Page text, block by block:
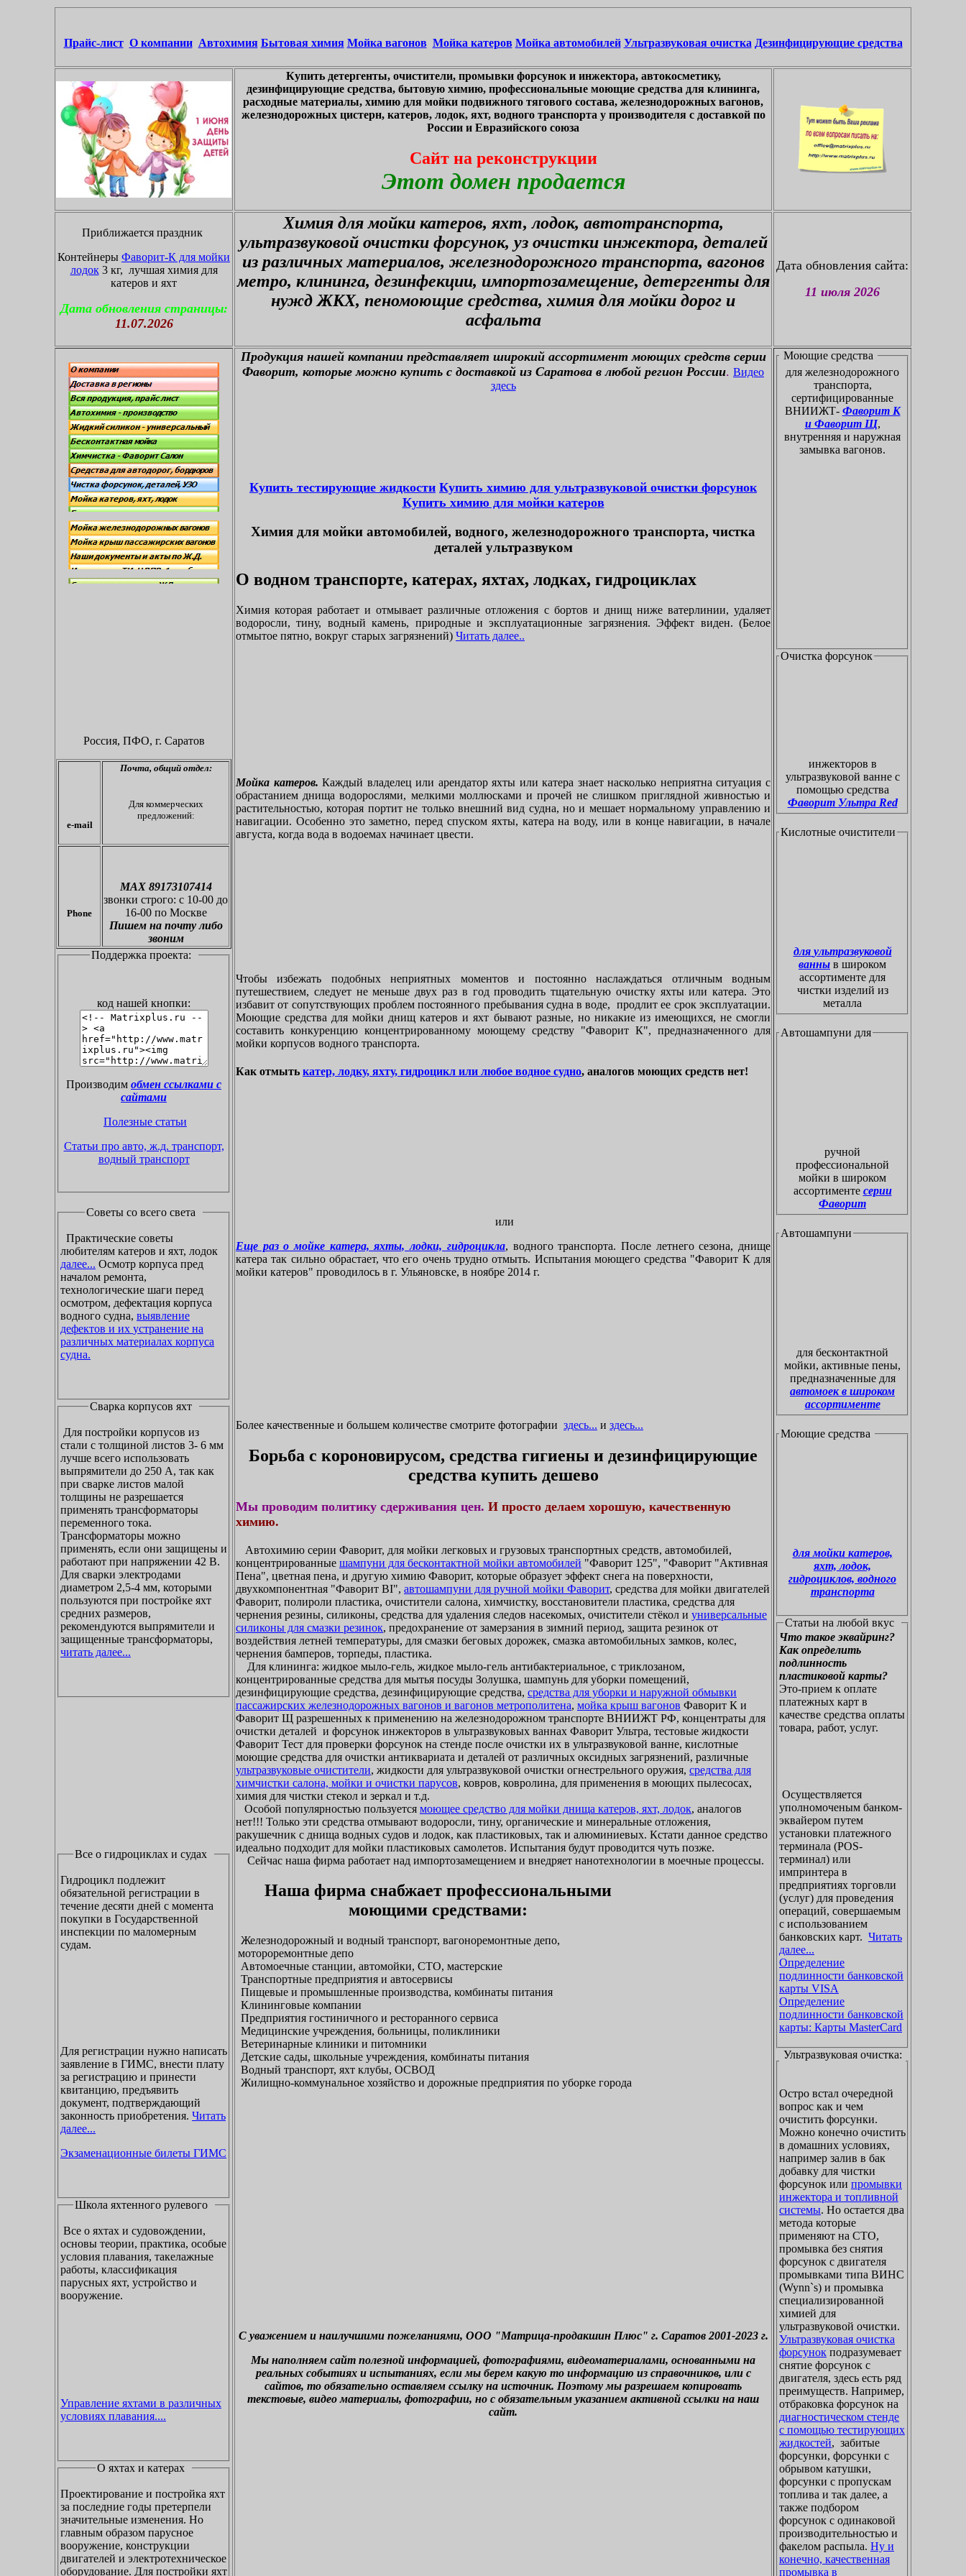
Прайс-лист О компании Автохимия Бытовая химия Мойка вагонов Мойка катеров Мойка автомобилей Ультразвуковая очистка Дезинфицирующие средства
Купить детергенты, очистители, промывки форсунок и инжектора, автокосметику,
дезинфицирующие средства, бытовую химию, профессиональные моющие средства для клининга,
расходные материалы, химию для мойки подвижного тягового состава, железнодорожных вагонов,
железнодорожных цистерн, катеров, лодок, яхт, водного транспорта у производителя с доставкой по
России и Евразийского союза
Сайт на реконструкции
Этот домен продается
Приближается праздник
Контейнеры Фаворит-К для мойки
лодок3 кг, лучшая химия для
катеров и яхт
Дата обновления страницы:
11.07.2026
Химия для мойки катеров, яхт, лодок, автотранспорта,
ультразвуковой очистки форсунок, уз очистки инжектора, деталей
из различных материалов, железнодорожного транспорта, вагонов
метро, клининга, дезинфекции, импортозамещение, детергенты для
нужд ЖКХ, пеномоющие средства, химия для мойки дорог и
асфальта
Дата обновления сайта:
11 июля 2026
Россия, ПФО, г. Саратов
e-mail
Почта, общий отдел:
Для коммерческих
предложений:
Phone
МАХ 89173107414
звонки строго: с 10-00 до
16-00 по Москве
Пишем на почту либо
звоним
Поддержка проекта:
код нашей кнопки:
Производим обмен ссылками с
сайтами
Полезные статьи
Статьи про авто, ж.д. транспорт,
водный транспорт
Советы со всего света
Практические советы
любителям катеров и яхт, лодок
далее... Осмотр корпуса пред
началом ремонта,
технологические шаги перед
осмотром, дефектация корпуса
водного судна, выявление
дефектов и их устранение на
различных материалах корпуса
судна.
Сварка корпусов яхт
Для постройки корпусов из
стали с толщиной листов 3- 6 мм
лучше всего использовать
выпрямители до 250 А, так как
при сварке листов малой
толщины не разрешается
применять трансформаторы
переменного тока.
Трансформаторы можно
применять, если они защищены и
работают при напряжении 42 В.
Для сварки электродами
диаметром 2,5-4 мм, которыми
пользуются при постройке яхт
средних размеров,
рекомендуются выпрямители и
защищенные трансформаторы,
читать далее...
Все о гидроциклах и судах
Гидроцикл подлежит
обязательной регистрации в
течение десяти дней с момента
покупки в Государственной
инспекции по маломерным
судам.
Для регистрации нужно написать
заявление в ГИМС, внести плату
за регистрацию и принести
квитанцию, предъявить
документ, подтверждающий
законность приобретения. Читать
далее...
Экзаменационные билеты ГИМС
Школа яхтенного рулевого
Все о яхтах и судовождении,
основы теории, практика, особые
условия плавания, такелажные
работы, классификация
парусных яхт, устройство и
вооружение.
Управление яхтами в различных
условиях плавания....
О яхтах и катерах
Проектирование и постройка яхт
за последние годы претерпели
значительные изменения. Но
главным образом парусное
вооружение, конструкции
двигателей и электротехническое
оборудование. Для постройки яхт
Продукция нашей компании представляет широкий ассортимент моющих средств серии
Фаворит, которые можно купить с доставкой из Саратова в любой регион России. Видео
здесь
Купить тестирующие жидкости Купить химию для ультразвуковой очистки форсунок
Купить химию для мойки катеров
Химия для мойки автомобилей, водного, железнодорожного транспорта, чистка
деталей ультразвуком
О водном транспорте, катерах, яхтах, лодках, гидроциклах
Химия которая работает и отмывает различные отложения с бортов и днищ ниже ватерлинии, удаляет
водоросли, тину, водный камень, природные и эксплуатационные загрязнения. Эффект виден. (Белое
отмытое пятно, вокруг старых загрязнений) Читать далее..
Мойка катеров. Каждый владелец или арендатор яхты или катера знает насколько неприятна ситуация с
обрастанием днища водорослями, мелкими моллюсками и прочей не слишком приглядной живностью и
растительностью, которая портит не только внешний вид судна, но и мешает нормальному управлению и
навигации. Особенно это заметно, перед спуском яхты, катера на воду, или в конце навигации, в начале
августа, когда вода в водоемах начинает цвести.
Чтобы избежать подобных неприятных моментов и постоянно наслаждаться отличным водным
путешествием, следует не меньше двух раз в год проводить тщательную очистку яхты или катера. Это
избавит от сопутствующих проблем постоянного пребывания судна в воде, продлит ее срок эксплуатации.
Моющие средства для мойки днищ катеров и яхт бывают разные, но никакие из имеющихся, не смогли
составить конкуренцию концентрированному моющему средству "Фаворит К", предназначенного для
мойки корпусов водного транспорта.
Как отмыть катер, лодку, яхту, гидроцикл или любое водное судно, аналогов моющих средств нет!
или
Еще раз о мойке катера, яхты, лодки, гидроцикла, водного транспорта. После летнего сезона, днище
катера так сильно обрастает, что его очень трудно отмыть. Испытания моющего средства "Фаворит К для
мойки катеров" проводилось в г. Ульяновске, в ноябре 2014 г.
Более качественные и большем количестве смотрите фотографии здесь... и здесь...
Борьба с короновирусом, средства гигиены и дезинфицирующие
средства купить дешево
Мы проводим политику сдерживания цен. И просто делаем хорошую, качественную
химию.
Автохимию серии Фаворит, для мойки легковых и грузовых транспортных средств, автомобилей,
концентрированные шампуни для бесконтактной мойки автомобилей "Фаворит 125", "Фаворит "Активная
Пена", цветная пена, и другую химию Фаворит, которые образует эффект снега на поверхности,
двухкомпонентная "Фаворит BI", автошампуни для ручной мойки Фаворит, средства для мойки двигателей
Фаворит, полироли пластика, очистители салона, химчистку, восстановители пластика, средства для
чернения резины, силиконы, средства для удаления следов насекомых, очистители стёкол и универсальные
силиконы для смазки резинок, предохранение от замерзания в зимний период, защита резинок от
воздействия летней температуры, для смазки беговых дорожек, смазка автомобильных замков, колес,
чернения бамперов, торпеды, пластика.
Для клининга: жидкое мыло-гель, жидкое мыло-гель антибактериальное, с триклозаном,
концентрированные средства для мытья посуды Золушка, шампунь для уборки помещений,
дезинфицирующие средства, дезинфицирующие средства, средства для уборки и наружной обмывки
пассажирских железнодорожных вагонов и вагонов метрополитена, мойка крыш вагонов Фаворит К и
Фаворит Щ разрешенных к применению на железнодорожном транспорте ВНИИЖТ РФ, концентраты для
очистки деталей и форсунок инжекторов в ультразвуковых ваннах Фаворит Ультра, тестовые жидкости
Фаворит Тест для проверки форсунок на стенде после очистки их в ультразвуковой ванне, кислотные
моющие средства для очистки антиквариата и деталей от различных оксидных загрязнений, различные
ультразвуковые очистители, жидкости для ультразвуковой очистки огнестрельного оружия, средства для
химчистки салона, мойки и очистки парусов, ковров, ковролина, для применения в моющих пылесосах,
химия для чистки стекол и зеркал и т.д.
Особой популярностью пользуется моющее средство для мойки днища катеров, яхт, лодок, аналогов
нет!!! Только эти средства отмывают водоросли, тину, органические и минеральные отложения,
ракушечник с днища водных судов и лодок, как пластиковых, так и алюминиевых. Кстати данное средство
идеально подходит для мойки пластиковых самолетов. Испытания будут проводится чуть позже.
Сейчас наша фирма работает над импортозамещением и внедряет нанотехнологии в моечные процессы.
Наша фирма снабжает профессиональными
моющими средствами:
Железнодорожный и водный транспорт, вагоноремонтные депо,
мотороремонтные депо
Автомоечные станции, автомойки, СТО, мастерские
Транспортные предприятия и автосервисы
Пищевые и промышленные производства, комбинаты питания
Клининговые компании
Предприятия гостиничного и ресторанного сервиса
Медицинские учреждения, больницы, поликлиники
Ветеринарные клиники и питомники
Детские сады, школьные учреждения, комбинаты питания
Водный транспорт, яхт клубы, ОСВОД
Жилищно-коммунальное хозяйство и дорожные предприятия по уборке города
С уважением и наилучшими пожеланиями, ООО "Матрица-продакшин Плюс" г. Саратов 2001-2023 г.
Мы наполняем сайт полезной информацией, фотографиями, видеоматериалами, основанными на
реальных событиях и испытаниях, если мы берем какую то информацию из справочников, или с
сайтов, то обязательно оставляем ссылку на источник. Поэтому мы разрешаем копировать
текстовые, видео материалы, фотографии, но с обязательным указанием активной ссылки на наш
сайт.
Моющие средства
для железнодорожного
транспорта,
сертифицированные
ВНИИЖТ- Фаворит К
и Фаворит Щ,
внутренняя и наружная
замывка вагонов.
Очистка форсунок
инжекторов в
ультразвуковой ванне с
помощью средства
Фаворит Ультра Red
Кислотные очистители
для ультразвуковой
ванны в широком
ассортименте для
чистки изделий из
металла
Автошампуни для
ручной
профессиональной
мойки в широком
ассортименте серии
Фаворит
Автошампуни
для бесконтактной
мойки, активные пены,
предназначенные для
автомоек в широком
ассортименте
Моющие средства
для мойки катеров,
яхт, лодок,
гидроциклов, водного
транспорта
Статьи на любой вкус
Что такое эквайринг?
Как определить
подлинность
пластиковой карты?
Это-прием к оплате
платежных карт в
качестве средства оплаты
товара, работ, услуг.
Осуществляется
уполномоченым банком-
эквайером путем
установки платежного
терминала (POS-
терминал) или
импринтера в
предприятиях торговли
(услуг) для проведения
операций, совершаемым
с использованием
банковских карт. Читать
далее...
Определение
подлинности банковской
карты VISA
Определение
подлинности банковской
карты: Карты MasterCard
Ультразвуковая очистка:
Остро встал очередной
вопрос как и чем
очистить форсунки.
Можно конечно очистить
в домашних условиях,
например залив в бак
добавку для чистки
форсунок или промывки
инжектора и топливной
системы. Но остается два
метода которые
применяют на СТО,
промывка без снятия
форсунок с двигателя
промывками типа ВИНС
(Wynn`s) и промывка
специализированной
химией для
ультразвуковой очистки.
Ультразвуковая очистка
форсунок
снятие форсунок с
двигателя, здесь есть ряд
преимуществ. Например,
отбраковка форсунок на
диагностическом стенде
с помощью тестирующих
жидкостей, забитые
форсунки, форсунки с
обрывом катушки,
форсунки с пропускам
топлива и так далее, а
также подбором
форсунок с одинаковой
производительностью и
факелом распыла. Ну и
конечно, качественная
промывка в